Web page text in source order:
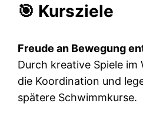
🎯 Kursziele
Freude an Bewegung
Durch kreative Spiele
die Koordination und
spätere Schwimmkurse.